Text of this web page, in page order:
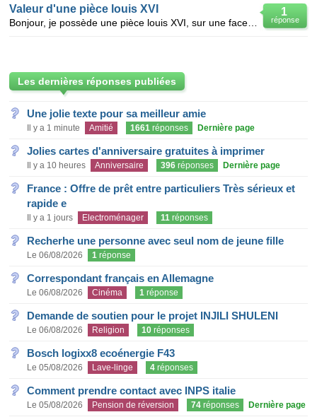
1
réponse
Valeur d'une pièce louis XVI
Les dernières réponses publiées
Une jolie texte pour sa meilleur amie
Il y a 1 minute Amitié 1661 réponses Dernière page
Jolies cartes d'anniversaire gratuites à imprimer
Il y a 10 heures Anniversaire 396 réponses Dernière page
France : Offre de prêt entre particuliers Très sérieux et
rapide e
Il y a 1 jours Electroménager 11 réponses
Recherhe une personne avec seul nom de jeune fille
Le 06/08/2026 1 réponse
Correspondant français en Allemagne
Le 06/08/2026 Cinéma 1 réponse
Demande de soutien pour le projet INJILI SHULENI
Le 06/08/2026 Religion 10 réponses
Bosch logixx8 ecoénergie F43
Le 05/08/2026 Lave-linge 4 réponses
Comment prendre contact avec INPS italie
Le 05/08/2026 Pension de réversion 74 réponses Dernière page